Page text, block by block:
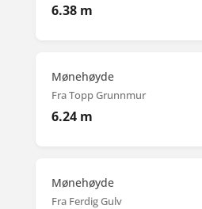
6.38 m
Mønehøyde
Fra Topp Grunnmur
6.24 m
Mønehøyde
Fra Ferdig Gulv